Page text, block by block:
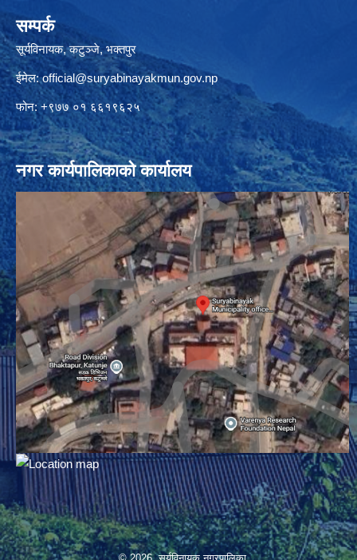
सम्पर्क
सूर्यविनायक, कटुञ्जे, भक्तपुर
ईमेल:official@suryabinayakmun.gov.np
फोन: +९७७ ०१ ६६१९६२५
नगर कार्यपालिकाको कार्यालय